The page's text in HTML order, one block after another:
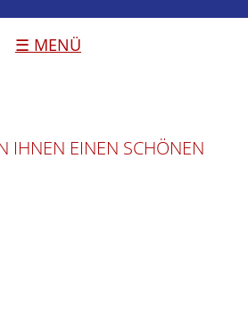
☰ MENÜ
IHNEN EINEN SCHÖNEN